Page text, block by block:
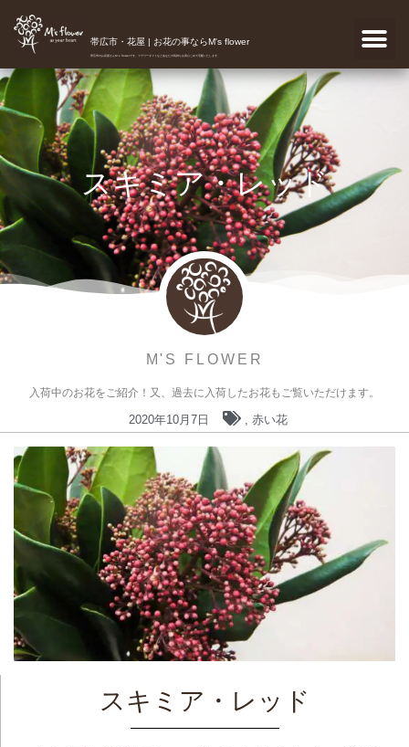
帯広市・花屋 | お花の事ならM's flower
帯広市のお花屋さんM's flowerです。フラワーギフトなどあなたの気持ちを真心こめて宅配いたします。
スキミア・レッド
M'S FLOWER
入荷中のお花をご紹介！又、過去に入荷したお花もご覧いただけます。
2020年10月7日 , 赤い花
スキミア・レッド